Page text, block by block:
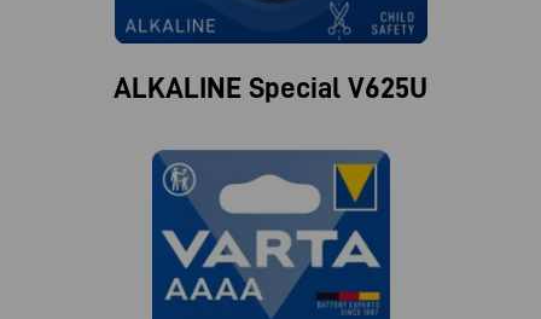
ALKALINE Special V625U